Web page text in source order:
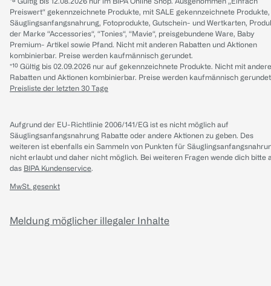
Preiswert“ gekennzeichnete Produkte, mit SALE gekennzeichnete Produkte,
Säuglingsanfangsnahrung, Fotoprodukte, Gutschein- und Wertkarten,
der Marke “Accessories“, “Tonies“, “Mavie“, preisgebundene Ware, Baby
Premium- Artikel sowie Pfand. Nicht mit anderen Rabatten und Aktionen
kombinierbar. Preise werden kaufmännisch gerundet.
*¹⁰ Gültig bis 02.09.2026 nur auf gekennzeichnete Produkte. Nicht mit
Rabatten und Aktionen kombinierbar. Preise werden kaufmännisch
Preisliste der letzten 30 Tage
Aufgrund der EU-Richtlinie 2006/141/EG ist es nicht möglich auf
Säuglingsanfangsnahrung Rabatte oder andere Aktionen zu geben. Des
weiteren ist ebenfalls ein Sammeln von Punkten für
nicht erlaubt und daher nicht möglich. Bei weiteren Fragen wende dich bitte
das BIPA Kundenservice.
MwSt. gesenkt
Meldung möglicher illegaler Inhalte